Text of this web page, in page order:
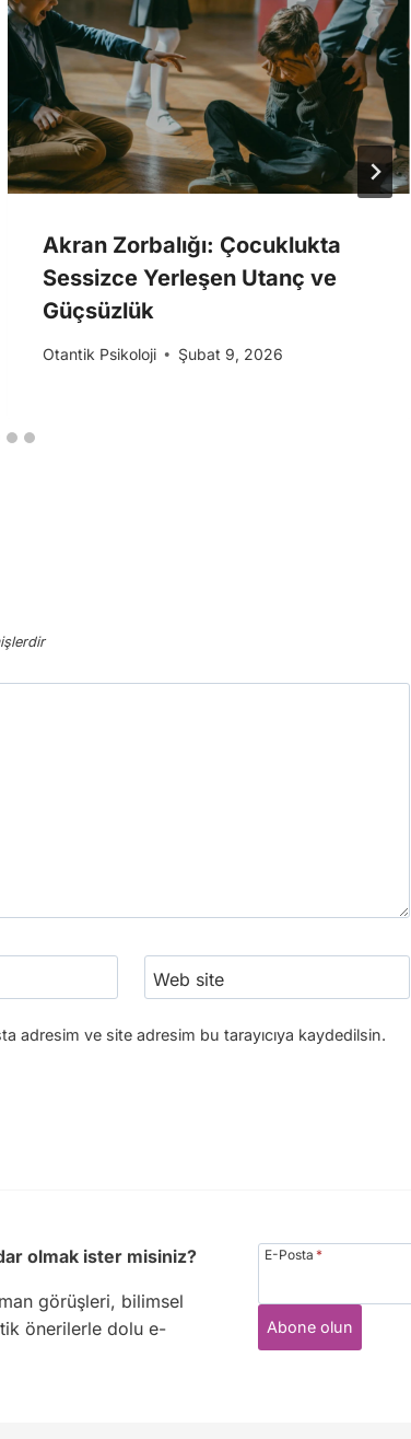
Akran Zorbalığı: Çocuklukta
Sessizce Yerleşen Utanç ve
Güçsüzlük
Otantik Psikoloji Şubat 9, 2026
Web site
adresim ve site adresim bu tarayıcıya kaydedilsin.
olmak ister misiniz?
görüşleri, bilimsel
önerilerle dolu e-
E-Posta *
Abone olun